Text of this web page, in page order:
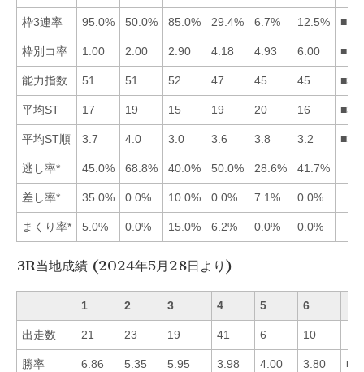
枠3連率 95.0% 50.0% 85.0% 29.4% 6.7% 12.5%
枠別コ率 1.00 2.00 2.90 4.18 4.93 6.00
能力指数 51 51 52 47 45 45
平均ST 17 19 15 19 20 16
平均ST順 3.7 4.0 3.0 3.6 3.8 3.2
逃し率* 45.0% 68.8% 40.0% 50.0% 28.6% 41.7%
差し率* 35.0% 0.0% 10.0% 0.0% 7.1% 0.0%
まくり率* 5.0% 0.0% 15.0% 6.2% 0.0% 0.0%
3R当地成績 (2024年5月28日より)
1 2 3 4 5 6
出走数 21 23 19 41 6 10
勝率 6.86 5.35 5.95 3.98 4.00 3.80